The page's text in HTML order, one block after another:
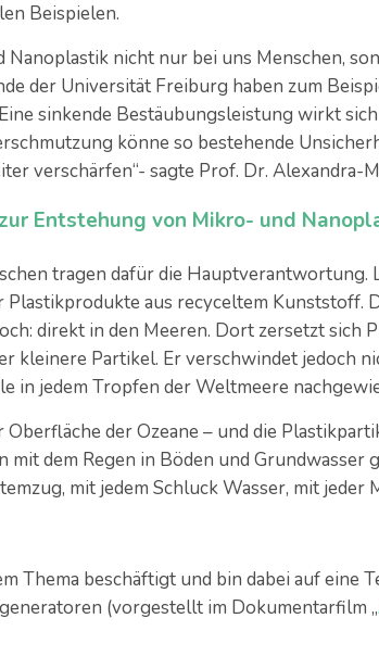
Beispielen.
Nanoplastik nicht nur bei uns Menschen,
der Universität Freiburg haben zum
sinkende Bestäubungsleistung wirkt
könne so bestehende
verschärfen“- sagte Prof. Dr. Alexandra-
Entstehung von Mikro- und
tragen dafür die Hauptverantwortung.
aus recyceltem Kunststoff.
direkt in den Meeren. Dort zersetzt sich
kleinere Partikel. Er verschwindet jedoch
in jedem Tropfen der Weltmeere
der Ozeane – und die
mit dem Regen in Böden und
mit jedem Schluck Wasser, mit jeder
Thema beschäftigt und bin dabei auf eine
(vorgestellt im Dokumentarfilm „